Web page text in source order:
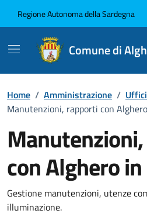
Regione Autonoma della Sardegna
Comune di
Home / Amministrazione / Uffici
Manutenzioni, rapporti con
con Alghero
Dettaglio
Gestione manutenzioni, utenze
illuminazione.